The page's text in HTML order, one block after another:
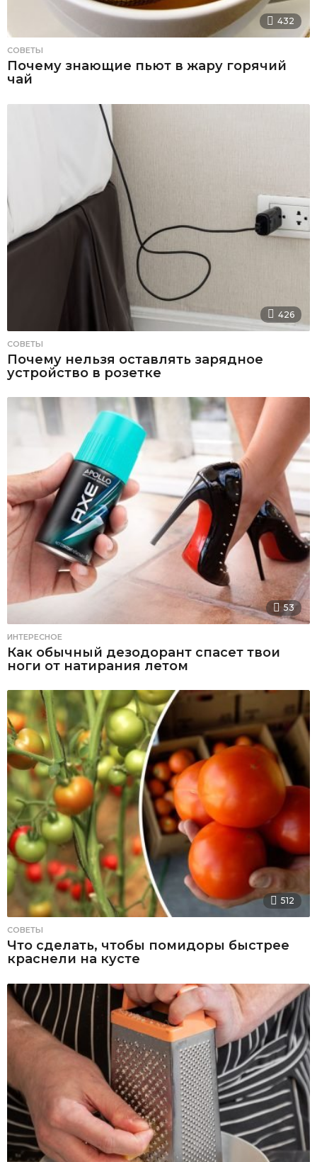
432
СОВЕТЫ
Почему знающие пьют в жару горячий
чай
426
СОВЕТЫ
Почему нельзя оставлять зарядное
устройство в розетке
53
ИНТЕРЕСНОЕ
Как обычный дезодорант спасет твои
ноги от натирания летом
512
СОВЕТЫ
Что сделать, чтобы помидоры быстрее
краснели на кусте